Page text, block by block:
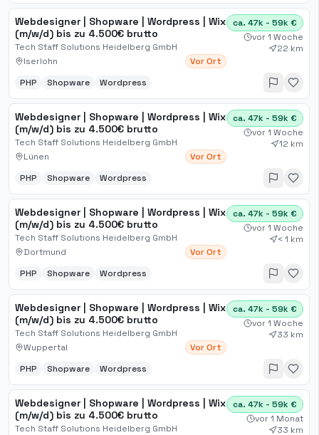
Webdesigner | Shopware | Wordpress | Wix
(m/w/d) bis zu 4.500€ brutto
Tech Staff Solutions Heidelberg GmbH
Iserlohn
Vor Ort
ca. 47k - 59k €
vor 1 Woche
22 km
PHP Shopware Wordpress
Webdesigner | Shopware | Wordpress | Wix
(m/w/d) bis zu 4.500€ brutto
Tech Staff Solutions Heidelberg GmbH
Lünen
Vor Ort
ca. 47k - 59k €
vor 1 Woche
12 km
PHP Shopware Wordpress
Webdesigner | Shopware | Wordpress | Wix
(m/w/d) bis zu 4.500€ brutto
Tech Staff Solutions Heidelberg GmbH
Dortmund
Vor Ort
ca. 47k - 59k €
vor 1 Woche
< 1 km
PHP Shopware Wordpress
Webdesigner | Shopware | Wordpress | Wix
(m/w/d) bis zu 4.500€ brutto
Tech Staff Solutions Heidelberg GmbH
Wuppertal
Vor Ort
ca. 47k - 59k €
vor 1 Woche
33 km
PHP Shopware Wordpress
Webdesigner | Shopware | Wordpress | Wix
(m/w/d) bis zu 4.500€ brutto
Tech Staff Solutions Heidelberg GmbH
ca. 47k - 59k €
vor 1 Monat
33 km